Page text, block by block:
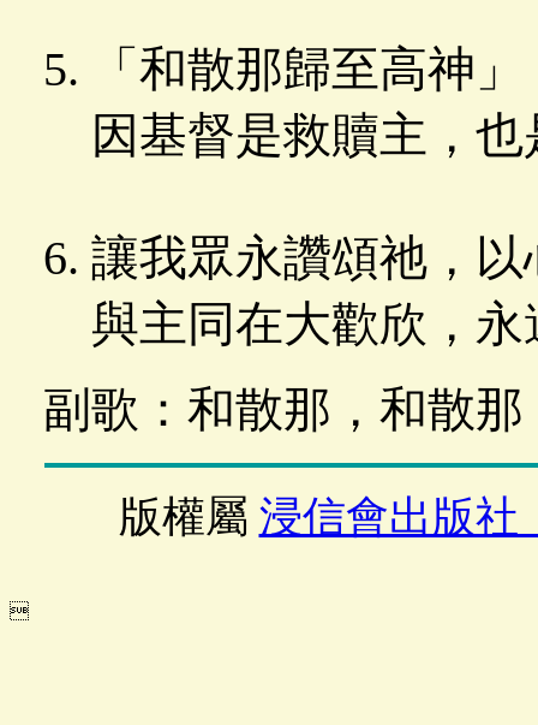
「和散那歸至高神
因基督是救贖主，
讓我眾永讚頌祂，
與主同在大歡欣，
副歌：和散那，和散
版權屬 浸信會出版社
